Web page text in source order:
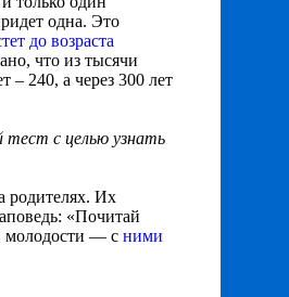
одна. Это
до возраста
что из тысячи
– 240, а через 300 лет
с целью узнать
родителях. Их
«Почитай
молодости — с ними